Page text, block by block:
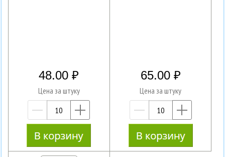
48.00
Цена за штуку
—
65.00
Цена за штуку
—